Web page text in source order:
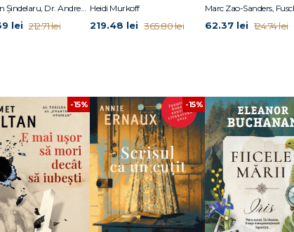
printre care The Boston Globe și Boston.
Răzvan Șindelaru, Dr. Andrew Jenkinson, Dr. William W. Li
lei 212.71 lei
Heidi Murkoff
219.48 lei 365.80 lei 62.37 lei 124.74 lei
-15% -15%